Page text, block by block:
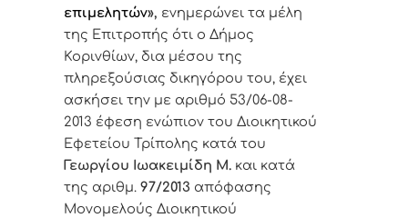
επιμελητών», ενημερώνει τα μέλη
της Επιτροπής ότι ο Δήμος
Κορινθίων, δια μέσου της
πληρεξούσιας δικηγόρου του, έχει
ασκήσει την με αριθμό 53/06-08-
2013 έφεση ενώπιον του Διοικητικού
Εφετείου Τρίπολης κατά του
Γεωργίου Ιωακειμίδη Μ. και κατά
της αριθμ. 97/2013 απόφασης
Μονομελούς Διοικητικού